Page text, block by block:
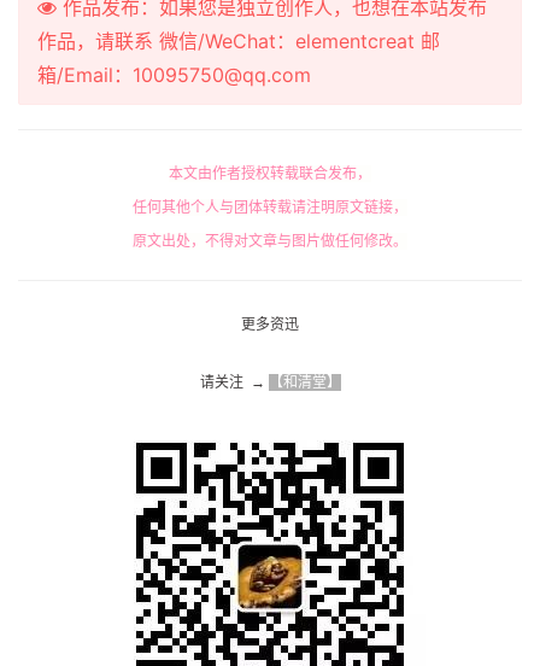
作品发布：如果您是独立创作人，也想在本站发布
作品，请联系 微信/WeChat：elementcreat 邮
箱/Email：10095750@qq.com
本文由作者授权转载联合发布，
任何其他个人与团体转载请注明原文链接，
原文出处，不得对文章与图片做任何修改。
更多资迅
请关注  → 【和清堂】